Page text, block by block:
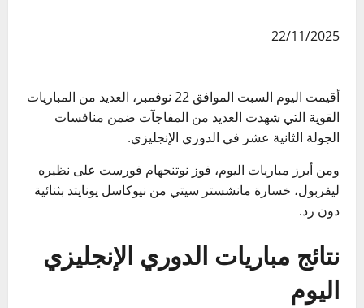
22/11/2025
أقيمت اليوم السبت الموافق 22 نوفمبر، العديد من المباريات
القوية التي شهدت العديد من المفاجآت ضمن منافسات
الجولة الثانية عشر في الدوري الإنجليزي.
ومن أبرز مباريات اليوم، فوز نوتنجهام فورست على نظيره
ليفربول، خسارة مانشستر سيتي من نيوكاسل يونايتد بثنائية
دون رد.
نتائج مباريات الدوري الإنجليزي
اليوم